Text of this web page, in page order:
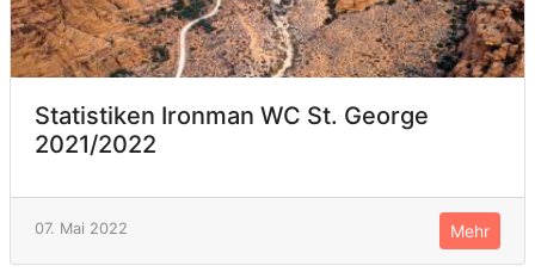
Statistiken Ironman WC St. George
2021/2022
07. Mai 2022 Mehr